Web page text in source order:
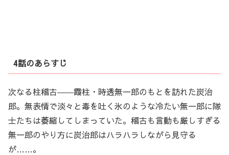
4話のあらすじ
次なる柱稽古――霞柱・時透無一郎のもとを訪れた炭治
郎。無表情で淡々と毒を吐く氷のような冷たい無一郎に隊
士たちは萎縮してしまっていた。稽古も言動も厳しすぎる
無一郎のやり方に炭治郎はハラハラしながら見守る
が……。